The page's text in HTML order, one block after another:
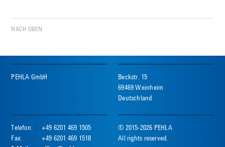
NACH OBEN
PEHLA GmbH
Beckstr. 15
69469 Weinheim
Deutschland
Telefon:
+49 6201 469 1505
Fax:
+49 6201 469 1518
© 2015-2026 PEHLA
All rights reserved.